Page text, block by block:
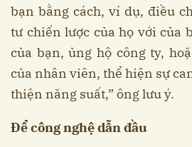
bạn bằng cách, ví dụ, điều
tư chiến lược của họ với của
của bạn, ủng hộ công ty,
của nhân viên, thể hiện sự
thiện năng suất,” ông lưu ý.
Để công nghệ dẫn đầu